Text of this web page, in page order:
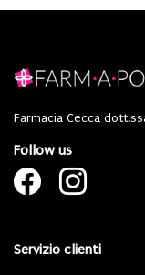
Farmacia Cecca
Follow us
Servizio clienti